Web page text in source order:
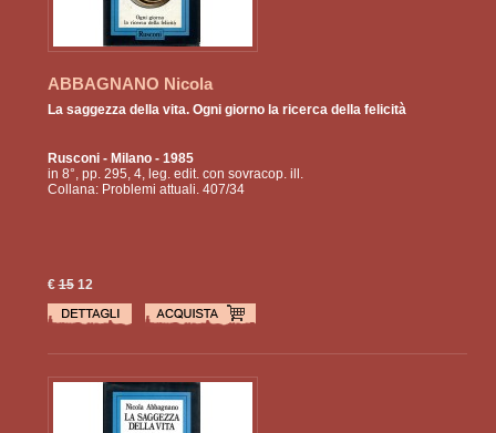
ABBAGNANO Nicola
La saggezza della vita. Ogni giorno la ricerca della felicità
Rusconi- Milano - 1985
in 8°, pp. 295, 4, leg. edit. con sovracop. ill.
Collana: Problemi attuali. 407/34
€1512